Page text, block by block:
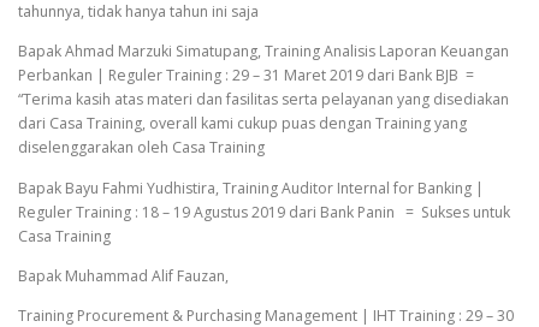
tahunnya, tidak hanya tahun ini saja
Bapak Ahmad Marzuki Simatupang, Training Analisis Laporan Keuangan
Perbankan | Reguler Training : 29 – 31 Maret 2019 dari Bank BJB =
“Terima kasih atas materi dan fasilitas serta pelayanan yang disediakan
dari Casa Training, overall kami cukup puas dengan Training yang
diselenggarakan oleh Casa Training
Bapak Bayu Fahmi Yudhistira, Training Auditor Internal for Banking |
Reguler Training : 18 – 19 Agustus 2019 dari Bank Panin = Sukses untuk
Casa Training
Bapak Muhammad Alif Fauzan,
Training Procurement & Purchasing Management | IHT Training : 29 – 30